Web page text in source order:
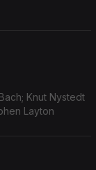
Knut Nystedt
Layton